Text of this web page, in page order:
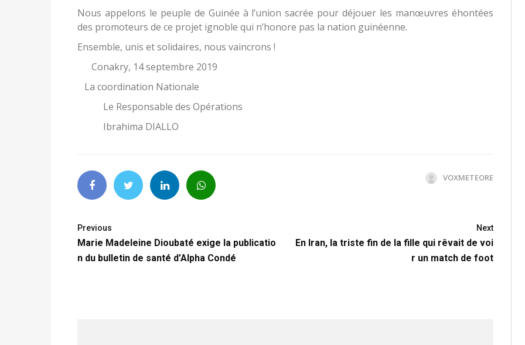
Nous appelons le peuple de Guinée à l’union sacrée pour déjouer les manœuvres éhontées
des promoteurs de ce projet ignoble qui n’honore pas la nation guinéenne.
Ensemble, unis et solidaires, nous vaincrons !
Conakry, 14 septembre 2019
La coordination Nationale
Le Responsable des Opérations
Ibrahima DIALLO
VOXMETEORE
Previous
Marie Madeleine Dioubaté exige la publicatio
n du bulletin de santé d’Alpha Condé
Next
En Iran, la triste fin de la fille qui rêvait de voi
r un match de foot